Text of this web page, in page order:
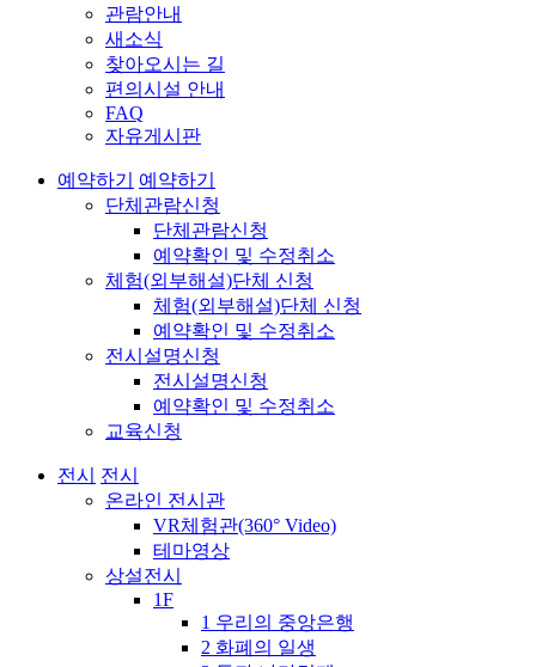
관람안내
새소식
찾아오시는 길
편의시설 안내
FAQ
자유게시판
예약하기
예약하기
단체관람신청
단체관람신청
예약확인 및 수정취소
체험(외부해설)단체 신청
체험(외부해설)단체 신청
예약확인 및 수정취소
전시설명신청
전시설명신청
예약확인 및 수정취소
교육신청
전시
전시
온라인 전시관
VR체험관(360° Video)
테마영상
상설전시
1F
1 우리의 중앙은행
2 화폐의 일생